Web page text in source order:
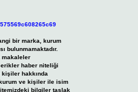
bir marka, kurum
bulunmamaktadır.
makaleler
haber niteliği
kişiler hakkında
kurum ve kişiler ile isim
bilgiler taslak